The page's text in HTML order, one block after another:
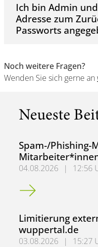
Ich bin Admin
Adresse zum
Passworts
Noch weitere Fragen?
Wenden Sie sich gerne an
Neueste
Spam-/Phishing-
04.08.2026 |
12:56
Spam-/Phishing-
Limitierung
wuppertal.de
03.08.2026 |
15:27